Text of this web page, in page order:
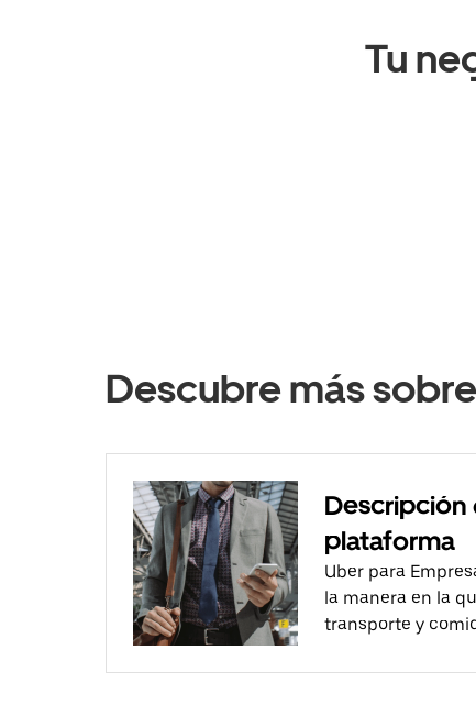
Tu
Descubre más
Descripción
plataforma
Uber para
la manera en la
transporte y